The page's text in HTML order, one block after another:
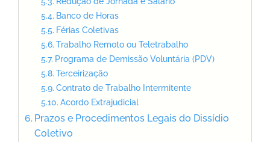
Banco de Horas
Férias Coletivas
Trabalho Remoto ou Teletrabalho
Programa de Demissão Voluntária (PDV)
Terceirização
Contrato de Trabalho Intermitente
Acordo Extrajudicial
Prazos e Procedimentos Legais do Dissídio
Coletivo